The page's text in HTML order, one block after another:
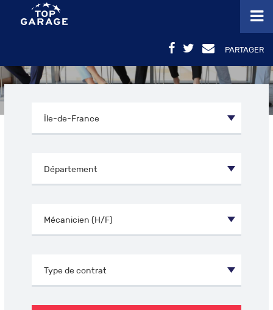
PARTAGER
OFFRES D’EMPLOI - MÉCANICIEN (H/F) EN ÎLE-